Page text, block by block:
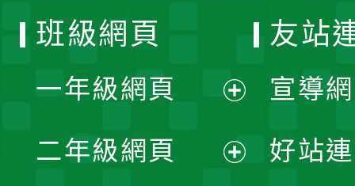
班級網頁
一年級網頁
開
二年級網頁
友站
宣導
好站